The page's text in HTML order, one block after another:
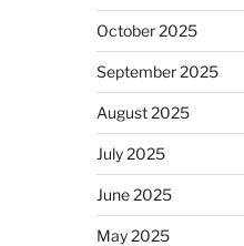
October 2025
September 2025
August 2025
July 2025
June 2025
May 2025